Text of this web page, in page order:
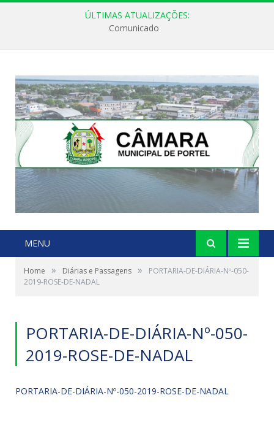
ÚLTIMAS ATUALIZAÇÕES:
Comunicado
MENU
Home » Diárias e Passagens »
PORTARIA-DE-DIÁRIA-Nº-050-
2019-ROSE-DE-NADAL
PORTARIA-DE-DIÁRIA-Nº-050-
2019-ROSE-DE-NADAL
PORTARIA-DE-DIÁRIA-Nº-050-2019-ROSE-DE-NADAL